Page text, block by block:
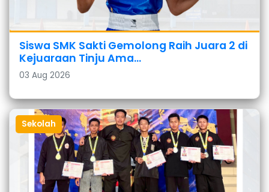
Siswa SMK Sakti Gemolong Raih Juara 2 di
Kejuaraan Tinju Ama...
03 Aug 2026
Sekolah